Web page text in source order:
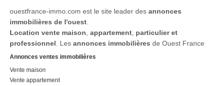
ouestfrance-immo.com est le site leader des annonces
immobilières de l'ouest
Location vente maison appartement particulier et
professionnel . Les annonces immobilières de Ouest France
Annonces ventes immobilières
Vente maison
Vente appartement